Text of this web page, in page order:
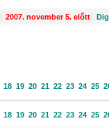
| 2007. november 5. előtt|
18 19 20 21 22 23 24 25
18 19 20 21 22 23 24 25